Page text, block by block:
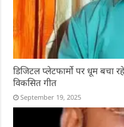
डिजिटल प्लेटफार्मो पर धूम
विकसित गीत
September 19, 2025